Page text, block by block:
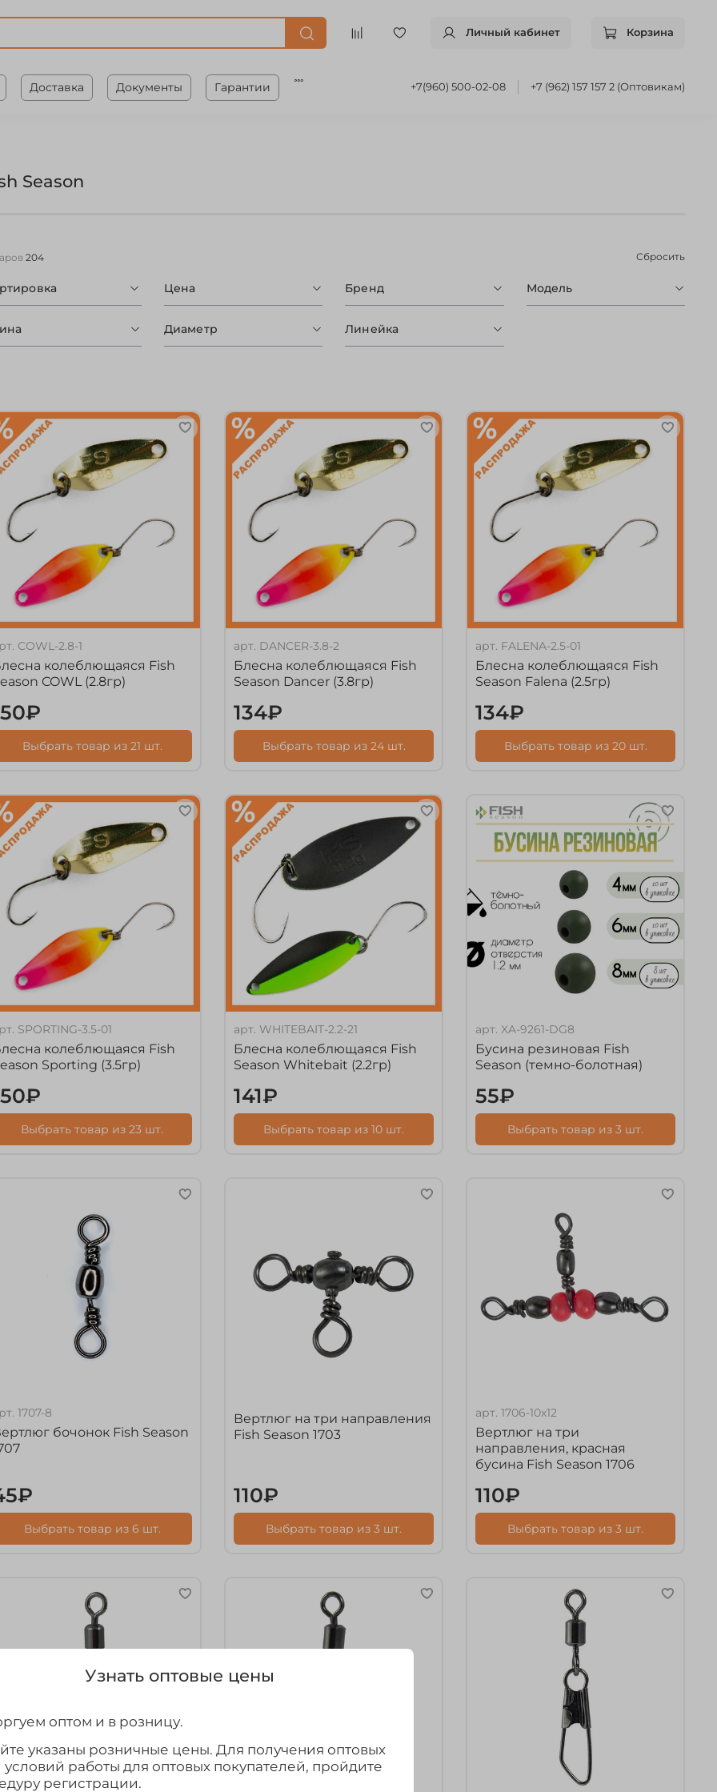
Личный кабинет Корзина
Доставка Документы Гарантии +7(960) 500-02-08 +7 (962) 157 157 2 (Оптовикам)
Season
204 Сбросить
Цена Бренд Модель
Диаметр Линейка
COWL-2.8-1
колеблющаяся Fish
COWL (2.8гр)
Выбрать товар из 21 шт.
арт. DANCER-3.8-2
Блесна колеблющаяся Fish
Season Dancer (3.8гр)
134₽
Выбрать товар из 24 шт.
арт. FALENA-2.5-01
Блесна колеблющаяся Fish
Season Falena (2.5гр)
134₽
Выбрать товар из 20 шт.
SPORTING-3.5-01
колеблющаяся Fish
Sporting (3.5гр)
Выбрать товар из 23 шт.
арт. WHITEBAIT-2.2-21
Блесна колеблющаяся Fish
Season Whitebait (2.2гр)
141₽
Выбрать товар из 10 шт.
арт.XA-9261-DG8
Бусина резиновая Fish
Season (темно-болотная)
55₽
Выбрать товар из 3 шт.
1707-8
бочонок Fish Season
Выбрать товар из 6 шт.
Вертлюг на три направления
Fish Season 1703
110₽
Выбрать товар из 3 шт.
арт.1706-10х12
Вертлюг на три
направления, красная
бусина Fish Season 1706
110₽
Выбрать товар из 3 шт.
Узнать оптовые цены
оптом и в розницу.
указаны розничные цены. Для получения оптовых
условий работы для оптовых покупателей, пройдите
регистрации.